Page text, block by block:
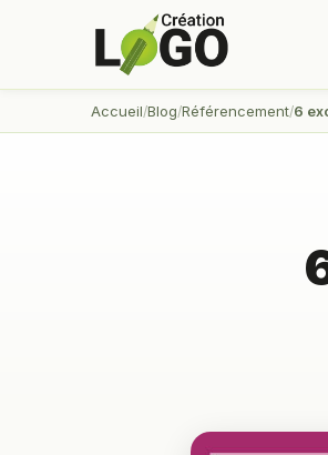
Accueil Blog Référencement 6